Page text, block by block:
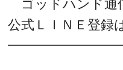
ゴッドハンド
公式ＬＩＮＥ登録